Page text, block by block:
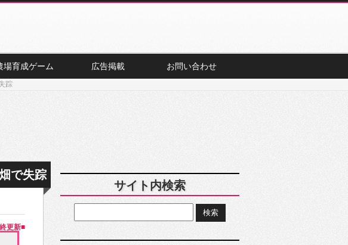
場育成ゲーム 広告掲載 お問い合わせ
踪
で失踪
更新■
サイト内検索